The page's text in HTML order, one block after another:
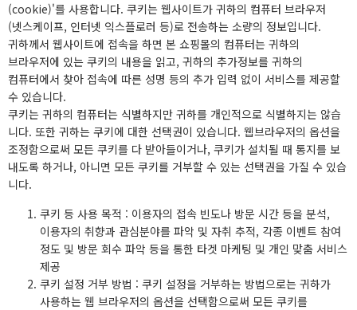
(cookie)'를 사용합니다. 쿠키는 웹사이트가 귀하의 컴퓨터 브라우저
(넷스케이프, 인터넷 익스플로러 등)로 전송하는 소량의 정보입니다.
귀하께서 웹사이트에 접속을 하면 본 쇼핑몰의 컴퓨터는 귀하의
브라우저에 있는 쿠키의 내용을 읽고, 귀하의 추가정보를 귀하의
컴퓨터에서 찾아 접속에 따른 성명 등의 추가 입력 없이 서비스를 제공할
수 있습니다.
쿠키는 귀하의 컴퓨터는 식별하지만 귀하를 개인적으로 식별하지는 않습
니다. 또한 귀하는 쿠키에 대한 선택권이 있습니다. 웹브라우저의 옵션을
조정함으로써 모든 쿠키를 다 받아들이거나, 쿠키가 설치될 때 통지를 보
내도록 하거나, 아니면 모든 쿠키를 거부할 수 있는 선택권을 가질 수 있습
니다.
쿠키 등 사용 목적 : 이용자의 접속 빈도나 방문 시간 등을 분석,
이용자의 취향과 관심분야를 파악 및 자취 추적, 각종 이벤트 참여
정도 및 방문 회수 파악 등을 통한 타겟 마케팅 및 개인 맞춤 서비스
제공
쿠키 설정 거부 방법 : 쿠키 설정을 거부하는 방법으로는 귀하가
사용하는 웹 브라우저의 옵션을 선택함으로써 모든 쿠키를